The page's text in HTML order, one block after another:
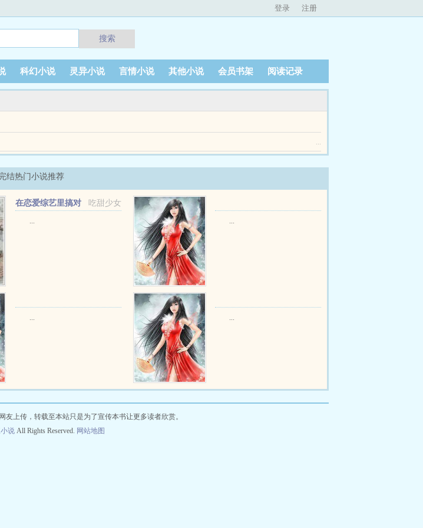
登录 注册
搜索
科幻小说 灵异小说 言情小说 其他小说 会员书架 阅读记录
恨不得每个课间都和她在一起，除了有些赖皮，几乎不会拒绝她的需求。黏着很烦是真的，是个好...
结热门小说推荐
吃甜少女
在恋爱综艺里搞对
... ...
... ...
上传，转载至本站只是为了宣传本书让更多读者欣赏。
说 All Rights Reserved. 网站地图